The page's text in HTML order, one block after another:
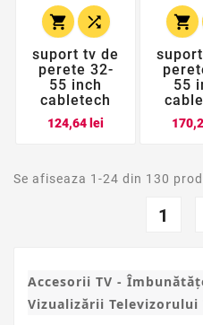
 
suport tv de
perete 32-
55 inch
cabletech
124,64 lei

55
Se afiseaza 1-24 din 130
1
Accesorii TV -
Vizualizării Televizorului